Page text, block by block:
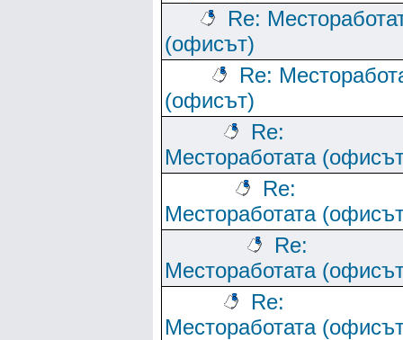
Re:
(офисът)
Re:
(офисът)
Re:
Местоработата
Re:
Местоработата
Re:
Местоработата
Re:
Местоработата